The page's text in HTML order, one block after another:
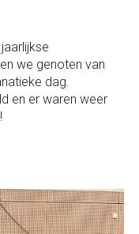
we genoten van
dag.
en er waren weer